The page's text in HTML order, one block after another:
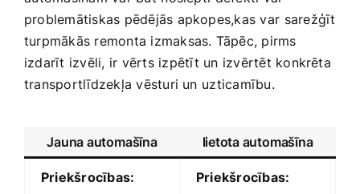
problemātiskas pēdējās apkopes,kas var ⁤sarežģīt
turpmākās remonta izmaksas. Tāpēc, pirms
izdarīt izvēli, ir vērts ⁤izpētīt un izvērtēt ‌konkrēta
transportlīdzekļa‌ vēsturi un ⁣uzticamību.
Jauna automašīna lietota automašīna
Priekšrocības: Priekšrocības: